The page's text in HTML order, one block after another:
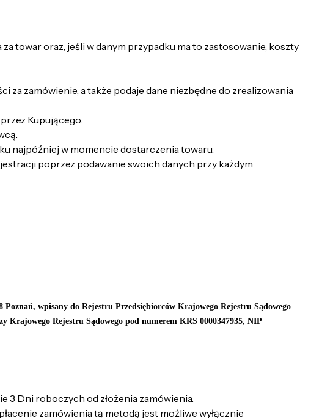
towar oraz, jeśli w danym przypadku ma to zastosowanie, koszty
zamówienie, a także podaje dane niezbędne do zrealizowania
Kupującego.
najpóźniej w momencie dostarczenia towaru.
poprzez podawanie swoich danych przy każdym
wpisany do Rejestru Przedsiębiorców Krajowego Rejestru Sądowego
Krajowego Rejestru Sądowego pod numerem KRS 0000347935, NIP
3 Dni roboczych od złożenia zamówienia.
zamówienia tą metodą jest możliwe wyłącznie